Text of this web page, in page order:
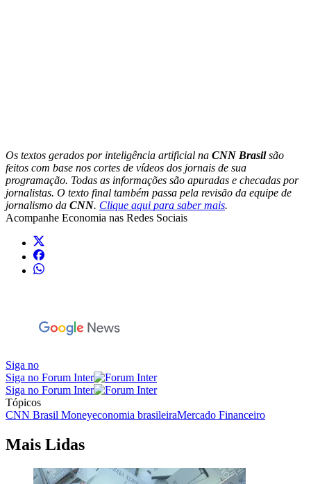
Os textos gerados por inteligência artificial na CNN Brasilsão
feitos com base nos cortes de vídeos dos jornais de sua
programação. Todas as informações são apuradas e checadas por
jornalistas. O texto final também passa pela revisão da equipe de
jornalismo da CNN. Clique aqui para saber mais.
Acompanhe Economia nas Redes Sociais
Siga no
Siga no Forum Inter
Siga no Forum Inter
Tópicos
CNN Brasil Moneyeconomia brasileiraMercado Financeiro
Mais Lidas